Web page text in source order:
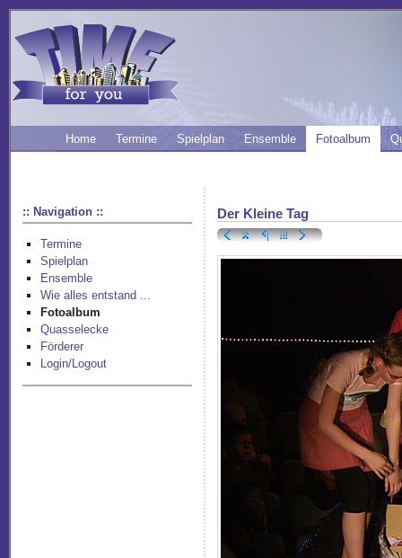
Home Termine Spielplan Ensemble Fotoalbum
:: Navigation ::
Termine
Spielplan
Ensemble
Wie alles entstand ...
Fotoalbum
Quasselecke
Förderer
Login/Logout
Der Kleine Tag